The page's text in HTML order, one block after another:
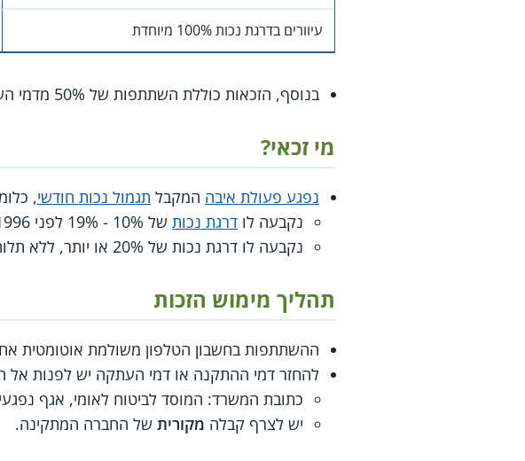
עיוורים בדרגת נכות 100% מיוחדת
בנוסף, הזכאות כוללת השתתפות של 50% מדמי השימוש בטלפון ודמי התקנה או העתקה של המכשיר.
מי זכאי?
נפגע פעולת איבה המקבל תגמול נכות חודשי,
נקבעה לו דרגת נכות של 10% - 19% לפני 01.01.1996;
נקבעה לו דרגת נכות של 20% או יותר, ללא תלות במועד קביעת דרגת הנכות.
תהליך מימוש הזכות
ההשתתפות בחשבון הטלפון משולמת אוטומטית
להחזר דמי ההתקנה או דמי העתקה יש לפנות אל
כתובת המשרד: המוסד לביטוח לאומי, אגף נפגעי פעולות איבה,
יש לצרף קבלה מקורית של החברה המתקינה.